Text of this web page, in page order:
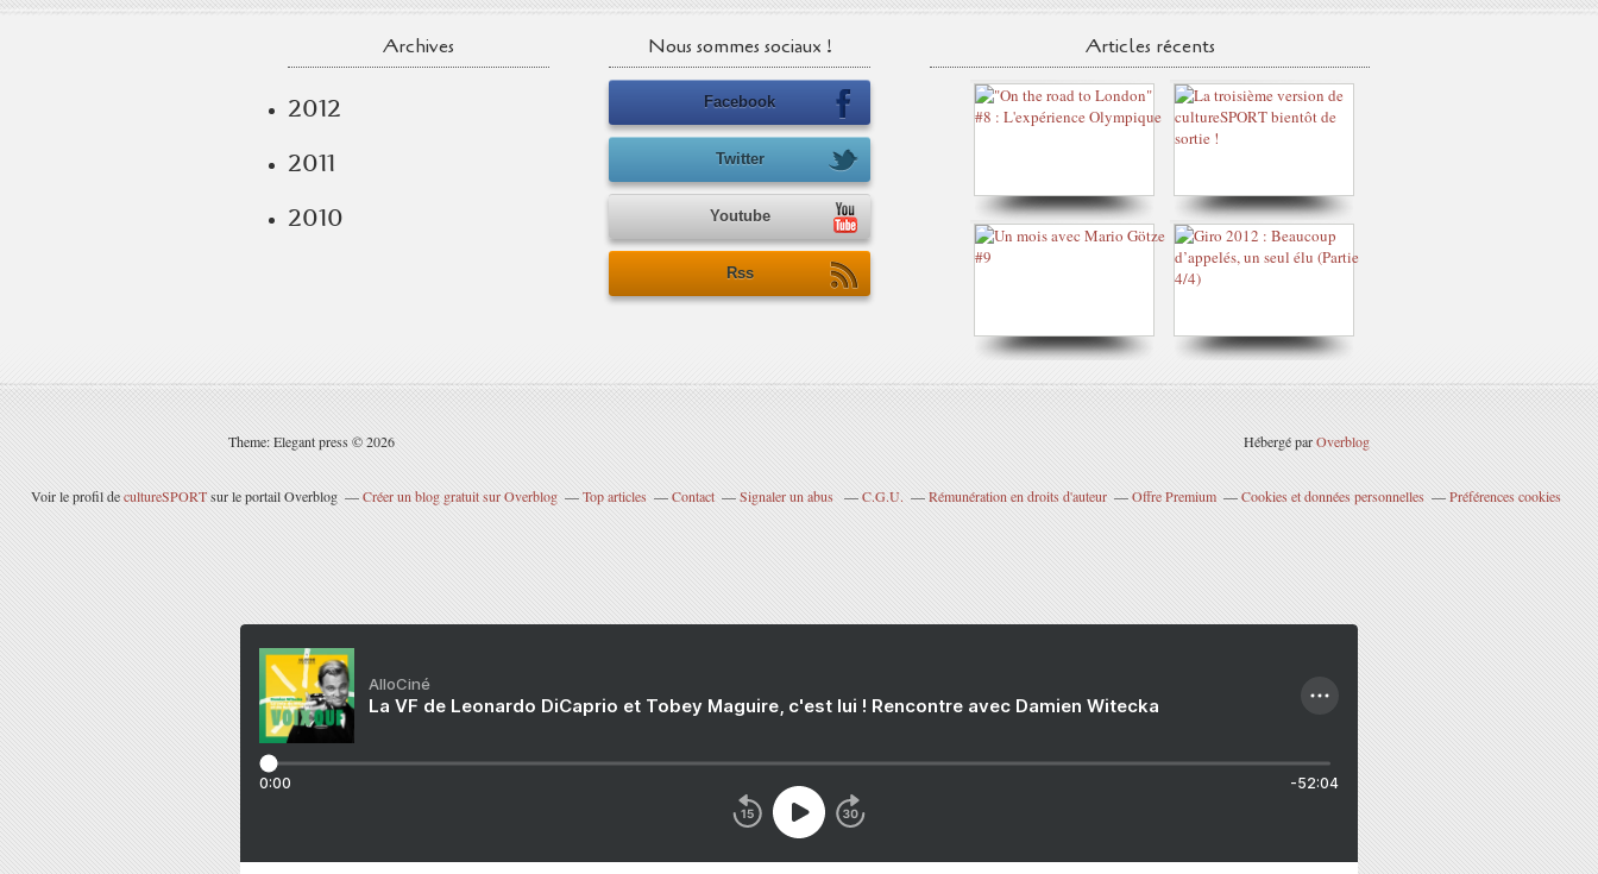
Archives
2012
2011
2010
Nous sommes sociaux !
Facebook
Twitter
Youtube
Rss
Articles récents
Theme: Elegant press © 2026 Hébergé parOverblog
Voir le profil decultureSPORTsur le portail Overblog Créer un blog gratuit sur Overblog Top articles Contact Signaler un abus C.G.U. Rémunération en droits d'auteur Offre Premium Cookies et données personnelles Préférences cookies
AlloCiné
La VF de Leonardo DiCaprio et Tobey Maguire, c'est lui ! Rencontre avec Damien Witecka
0:00 -52:04